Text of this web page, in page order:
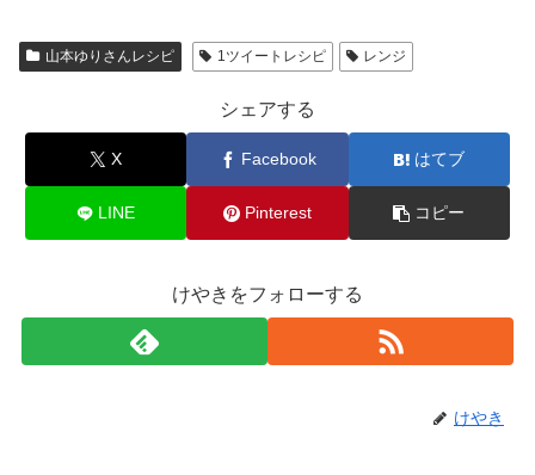
山本ゆりさんレシピ 1ツイートレシピ レンジ
シェアする
X Facebook はてブ
LINE Pinterest コピー
けやきをフォローする
けやき